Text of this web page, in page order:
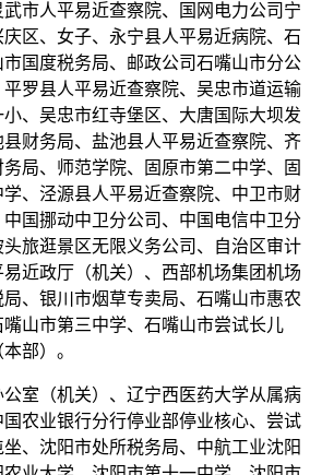
市人平易近查察院、国网电力公司宁
区、女子、永宁县人平易近病院、石
国度税务局、邮政公司石嘴山市分公
罗县人平易近查察院、吴忠市道运输
、吴忠市红寺堡区、大唐国际大坝发
财务局、盐池县人平易近查察院、齐
局、师范学院、固原市第二中学、固
、泾源县人平易近查察院、中卫市财
国挪动中卫分公司、中国电信中卫分
旅逛景区无限义务公司、自治区审计
近政厅（机关）、西部机场集团机场
、银川市烟草专卖局、石嘴山市惠农
山市第三中学、石嘴山市尝试长儿
部）。
（机关）、辽宁西医药大学从属病
农业银行分行停业部停业核心、尝试
、沈阳市处所税务局、中航工业沈阳